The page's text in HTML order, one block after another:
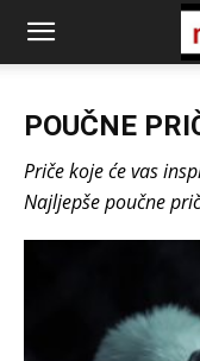
POUČNE
Priče koje će vas
Najljepše poučne